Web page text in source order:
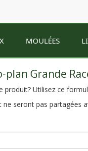
MOULÉES
plan Grande
produit? Utilisez ce
seront pas partagées